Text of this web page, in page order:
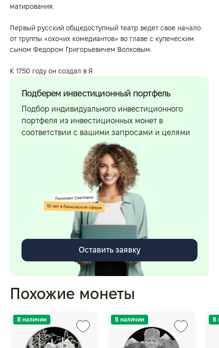
матирования.
Первый русский общедоступный театр ведет свое начало
от труппы «охочих комедиантов» во главе с купеческим
сыном Федором Григорьевичем Волковым.
К 1750 году он создал в Я
Подберем инвестиционный портфель
Подбор индивидуального инвестиционного
портфеля из инвестиционных монет в
соответствии с вашими запросами и целями
Оставить заявку
Похожие монеты
В наличии В наличии В